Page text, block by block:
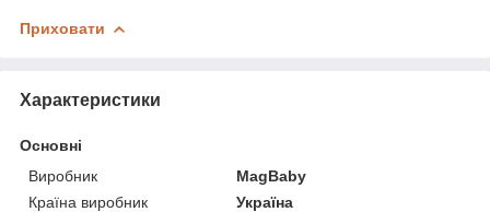
Приховати
Характеристики
Основні
Виробник
MagBaby
Країна виробник
Україна